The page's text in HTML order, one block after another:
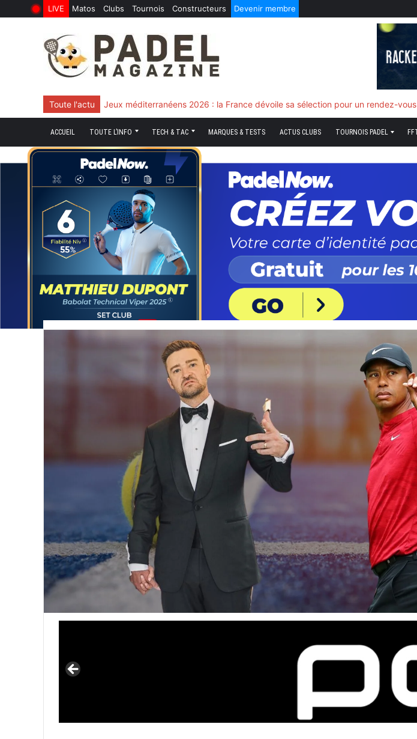
LIVE Matos Clubs Tournois Constructeurs Devenir membre
Toute l'actu Chingotto, ciblé tout le match mais décisif quand tout bascule
ACCUEIL TOUTE L’INFO
6 Août 2026
TECH & TAC
10 Juin 2026
MARQUES & TESTS ACTUS CLUBS TOURNOIS PADEL